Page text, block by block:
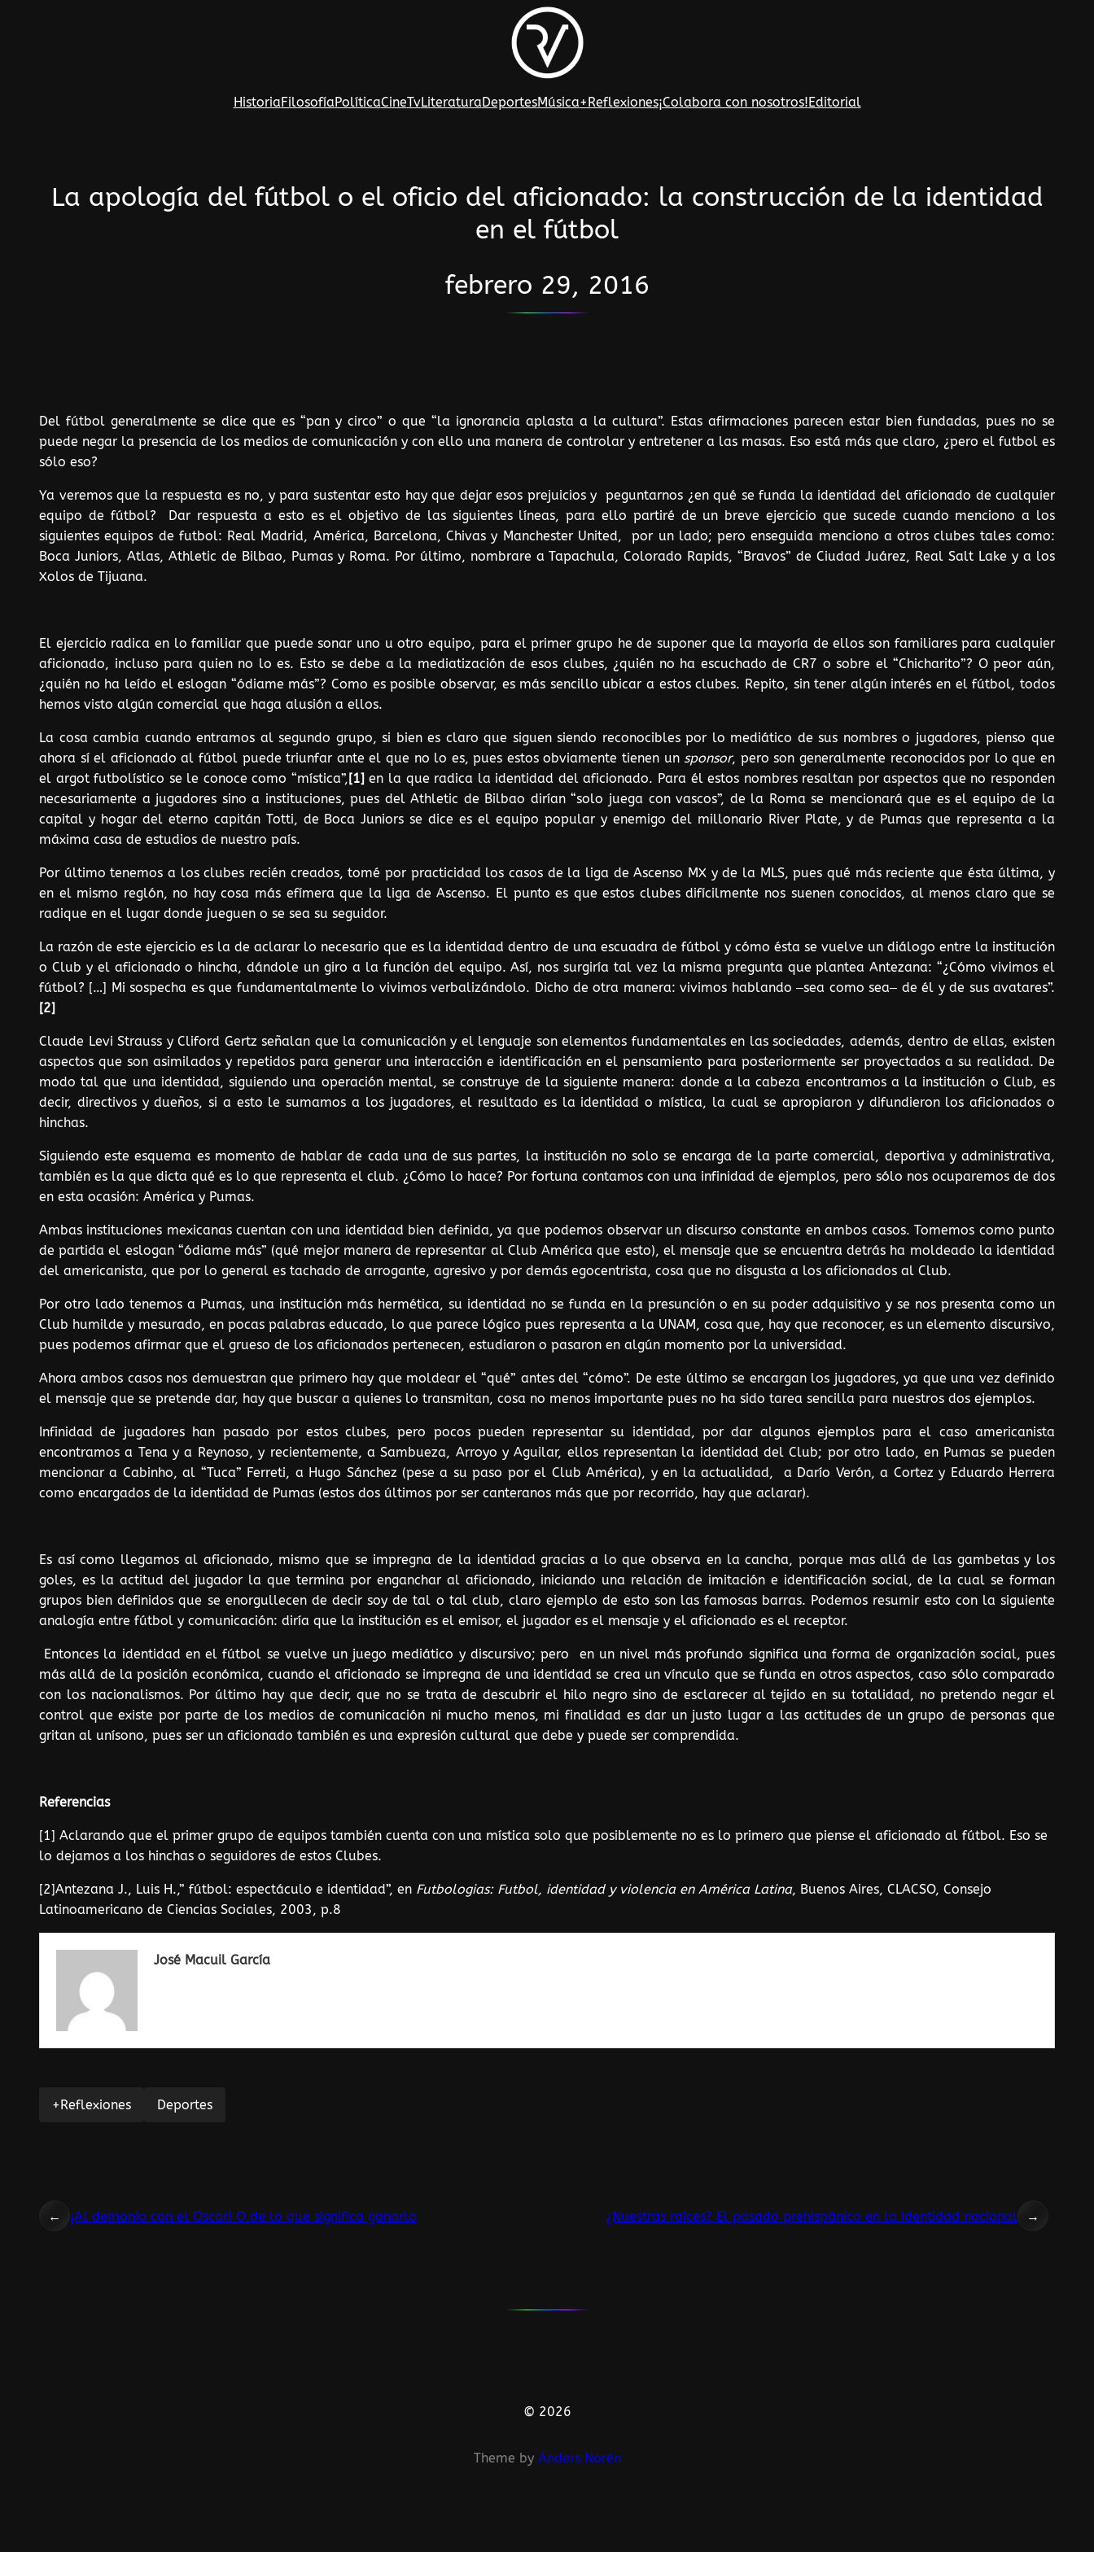
HistoriaFilosofíaPolíticaCineTvLiteraturaDeportesMúsica+Reflexiones¡Colabora con nosotros!Editorial
La apología del fútbol o el oficio del aficionado: la construcción de la identidad
en el fútbol
febrero 29, 2016
Del fútbol generalmente se dice que es “pan y circo” o que “la ignorancia aplasta a la cultura”. Estas afirmaciones parecen estar bien fundadas, pues no se
puede negar la presencia de los medios de comunicación y con ello una manera de controlar y entretener a las masas. Eso está más que claro, ¿pero el futbol es
sólo eso?
Ya veremos que la respuesta es no, y para sustentar esto hay que dejar esos prejuicios y peguntarnos ¿en qué se funda la identidad del aficionado de cualquier
equipo de fútbol? Dar respuesta a esto es el objetivo de las siguientes líneas, para ello partiré de un breve ejercicio que sucede cuando menciono a los
siguientes equipos de futbol: Real Madrid, América, Barcelona, Chivas y Manchester United, por un lado; pero enseguida menciono a otros clubes tales como:
Boca Juniors, Atlas, Athletic de Bilbao, Pumas y Roma. Por último, nombrare a Tapachula, Colorado Rapids, “Bravos” de Ciudad Juárez, Real Salt Lake y a los
Xolos de Tijuana.
El ejercicio radica en lo familiar que puede sonar uno u otro equipo, para el primer grupo he de suponer que la mayoría de ellos son familiares para cualquier
aficionado, incluso para quien no lo es. Esto se debe a la mediatización de esos clubes, ¿quién no ha escuchado de CR7 o sobre el “Chicharito”? O peor aún,
¿quién no ha leído el eslogan “ódiame más”? Como es posible observar, es más sencillo ubicar a estos clubes. Repito, sin tener algún interés en el fútbol, todos
hemos visto algún comercial que haga alusión a ellos.
La cosa cambia cuando entramos al segundo grupo, si bien es claro que siguen siendo reconocibles por lo mediático de sus nombres o jugadores, pienso que
ahora sí el aficionado al fútbol puede triunfar ante el que no lo es, pues estos obviamente tienen un sponsor, pero son generalmente reconocidos por lo que en
el argot futbolístico se le conoce como “mística”,[1] en la que radica la identidad del aficionado. Para él estos nombres resaltan por aspectos que no responden
necesariamente a jugadores sino a instituciones, pues del Athletic de Bilbao dirían “solo juega con vascos”, de la Roma se mencionará que es el equipo de la
capital y hogar del eterno capitán Totti, de Boca Juniors se dice es el equipo popular y enemigo del millonario River Plate, y de Pumas que representa a la
máxima casa de estudios de nuestro país.
Por último tenemos a los clubes recién creados, tomé por practicidad los casos de la liga de Ascenso MX y de la MLS, pues qué más reciente que ésta última, y
en el mismo reglón, no hay cosa más efímera que la liga de Ascenso. El punto es que estos clubes difícilmente nos suenen conocidos, al menos claro que se
radique en el lugar donde jueguen o se sea su seguidor.
La razón de este ejercicio es la de aclarar lo necesario que es la identidad dentro de una escuadra de fútbol y cómo ésta se vuelve un diálogo entre la institución
o Club y el aficionado o hincha, dándole un giro a la función del equipo. Así, nos surgiría tal vez la misma pregunta que plantea Antezana: “¿Cómo vivimos el
fútbol? […] Mi sospecha es que fundamentalmente lo vivimos verbalizándolo. Dicho de otra manera: vivimos hablando ‒sea como sea‒ de él y de sus avatares”.
[2]
Claude Levi Strauss y Cliford Gertz señalan que la comunicación y el lenguaje son elementos fundamentales en las sociedades, además, dentro de ellas, existen
aspectos que son asimilados y repetidos para generar una interacción e identificación en el pensamiento para posteriormente ser proyectados a su realidad. De
modo tal que una identidad, siguiendo una operación mental, se construye de la siguiente manera: donde a la cabeza encontramos a la institución o Club, es
decir, directivos y dueños, si a esto le sumamos a los jugadores, el resultado es la identidad o mística, la cual se apropiaron y difundieron los aficionados o
hinchas.
Siguiendo este esquema es momento de hablar de cada una de sus partes, la institución no solo se encarga de la parte comercial, deportiva y administrativa,
también es la que dicta qué es lo que representa el club. ¿Cómo lo hace? Por fortuna contamos con una infinidad de ejemplos, pero sólo nos ocuparemos de dos
en esta ocasión: América y Pumas.
Ambas instituciones mexicanas cuentan con una identidad bien definida, ya que podemos observar un discurso constante en ambos casos. Tomemos como punto
de partida el eslogan “ódiame más” (qué mejor manera de representar al Club América que esto), el mensaje que se encuentra detrás ha moldeado la identidad
del americanista, que por lo general es tachado de arrogante, agresivo y por demás egocentrista, cosa que no disgusta a los aficionados al Club.
Por otro lado tenemos a Pumas, una institución más hermética, su identidad no se funda en la presunción o en su poder adquisitivo y se nos presenta como un
Club humilde y mesurado, en pocas palabras educado, lo que parece lógico pues representa a la UNAM, cosa que, hay que reconocer, es un elemento discursivo,
pues podemos afirmar que el grueso de los aficionados pertenecen, estudiaron o pasaron en algún momento por la universidad.
Ahora ambos casos nos demuestran que primero hay que moldear el “qué” antes del “cómo”. De este último se encargan los jugadores, ya que una vez definido
el mensaje que se pretende dar, hay que buscar a quienes lo transmitan, cosa no menos importante pues no ha sido tarea sencilla para nuestros dos ejemplos.
Infinidad de jugadores han pasado por estos clubes, pero pocos pueden representar su identidad, por dar algunos ejemplos para el caso americanista
encontramos a Tena y a Reynoso, y recientemente, a Sambueza, Arroyo y Aguilar, ellos representan la identidad del Club; por otro lado, en Pumas se pueden
mencionar a Cabinho, al “Tuca” Ferreti, a Hugo Sánchez (pese a su paso por el Club América), y en la actualidad, a Darío Verón, a Cortez y Eduardo Herrera
como encargados de la identidad de Pumas (estos dos últimos por ser canteranos más que por recorrido, hay que aclarar).
Es así como llegamos al aficionado, mismo que se impregna de la identidad gracias a lo que observa en la cancha, porque mas allá de las gambetas y los
goles, es la actitud del jugador la que termina por enganchar al aficionado, iniciando una relación de imitación e identificación social, de la cual se forman
grupos bien definidos que se enorgullecen de decir soy de tal o tal club, claro ejemplo de esto son las famosas barras. Podemos resumir esto con la siguiente
analogía entre fútbol y comunicación: diría que la institución es el emisor, el jugador es el mensaje y el aficionado es el receptor.
Entonces la identidad en el fútbol se vuelve un juego mediático y discursivo; pero en un nivel más profundo significa una forma de organización social, pues
más allá de la posición económica, cuando el aficionado se impregna de una identidad se crea un vínculo que se funda en otros aspectos, caso sólo comparado
con los nacionalismos. Por último hay que decir, que no se trata de descubrir el hilo negro sino de esclarecer al tejido en su totalidad, no pretendo negar el
control que existe por parte de los medios de comunicación ni mucho menos, mi finalidad es dar un justo lugar a las actitudes de un grupo de personas que
gritan al unísono, pues ser un aficionado también es una expresión cultural que debe y puede ser comprendida.
Referencias
[1] Aclarando que el primer grupo de equipos también cuenta con una mística solo que posiblemente no es lo primero que piense el aficionado al fútbol. Eso se
lo dejamos a los hinchas o seguidores de estos Clubes.
[2]Antezana J., Luis H.,” fútbol: espectáculo e identidad”, en Futbologias: Futbol, identidad y violencia en AméricaLatina, Buenos Aires, CLACSO, Consejo
Latinoamericano de Ciencias Sociales, 2003, p.8
José Macuil García
+Reflexiones Deportes
← ¡Al demonio con el Oscar! O de lo que significa ganarlo ¿Nuestras raíces? El pasado prehispánico en la identidad nacional →
© 2026
Theme by Anders Norén